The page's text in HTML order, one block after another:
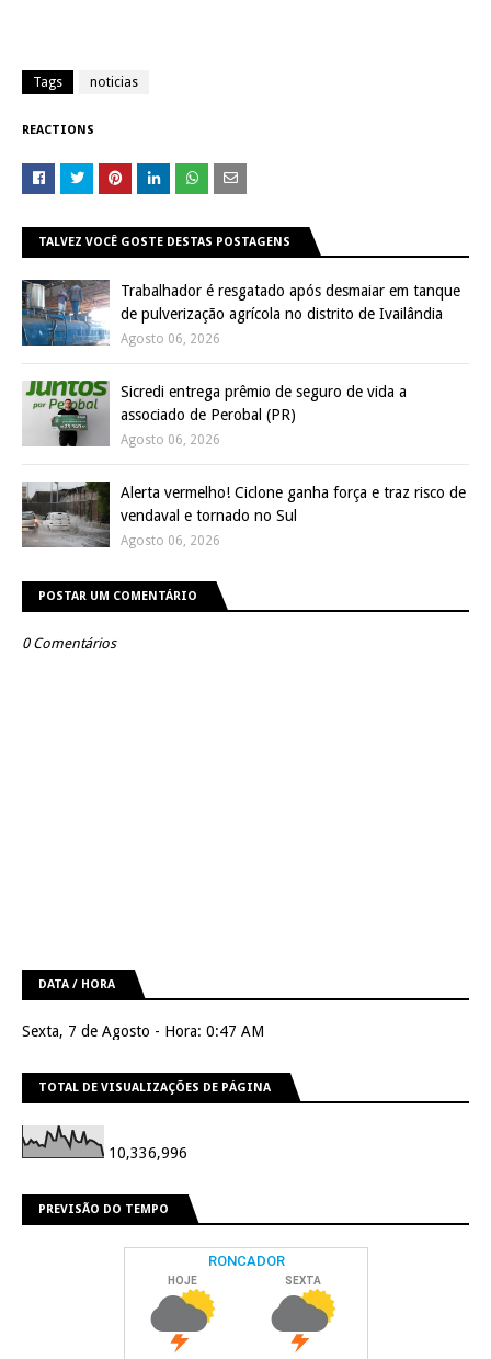
Tags noticias
REACTIONS
TALVEZ VOCÊ GOSTE DESTAS POSTAGENS
Trabalhador é resgatado após desmaiar em tanque
de pulverização agrícola no distrito de Ivailândia
Agosto 06, 2026
Sicredi entrega prêmio de seguro de vida a
associado de Perobal (PR)
Agosto 06, 2026
Alerta vermelho! Ciclone ganha força e traz risco de
vendaval e tornado no Sul
Agosto 06, 2026
POSTAR UM COMENTÁRIO
0 Comentários
DATA / HORA
Sexta, 7 de Agosto - Hora: 0:47 AM
TOTAL DE VISUALIZAÇÕES DE PÁGINA
10,336,996
PREVISÃO DO TEMPO